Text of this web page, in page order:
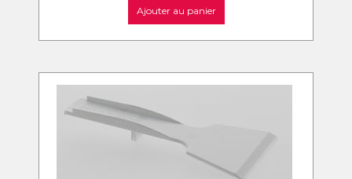
Ajouter au panier